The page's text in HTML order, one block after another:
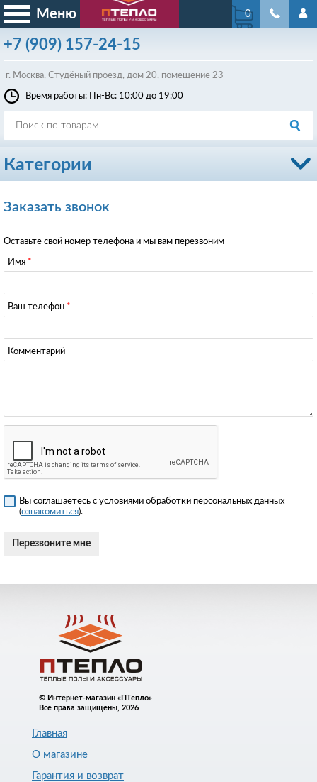
Меню
+7 (909) 157-24-15
г. Москва, Студёный проезд, дом 20, помещение 23
0
Время работы: Пн-Вс: 10:00 до 19:00
Категории
Заказать звонок
Оставьте свой номер телефона и мы вам перезвоним
Имя
Ваш телефон
Комментарий
Вы соглашаетесь с условиями обработки персональных данных
(ознакомиться).
© Интернет-магазин «ПТепло»
Все права защищены, 2026
Главная
О магазине
Гарантия и возврат